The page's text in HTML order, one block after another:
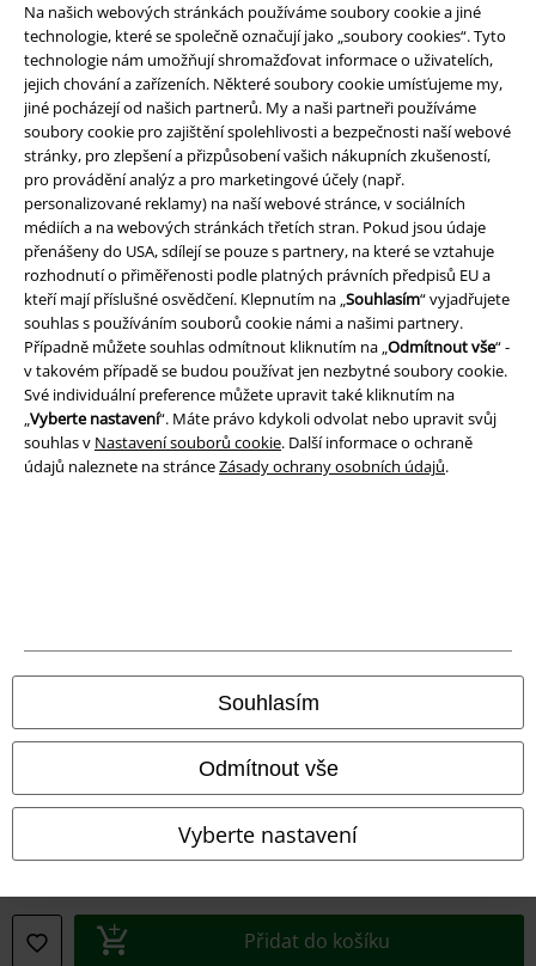
Na našich webových stránkách používáme soubory cookie a jiné
technologie, které se společně označují jako „soubory cookies“. Tyto
technologie nám umožňují shromažďovat informace o uživatelích,
jejich chování a zařízeních. Některé soubory cookie umísťujeme my,
jiné pocházejí od našich partnerů. My a naši partneři používáme
soubory cookie pro zajištění spolehlivosti a bezpečnosti naší webové
stránky, pro zlepšení a přizpůsobení vašich nákupních zkušeností,
pro provádění analýz a pro marketingové účely (např.
personalizované reklamy) na naší webové stránce, v sociálních
médiích a na webových stránkách třetích stran. Pokud jsou údaje
přenášeny do USA, sdílejí se pouze s partnery, na které se vztahuje
rozhodnutí o přiměřenosti podle platných právních předpisů EU a
kteří mají příslušné osvědčení. Klepnutím na „Souhlasím“ vyjadřujete
souhlas s používáním souborů cookie námi a našimi partnery.
Případně můžete souhlas odmítnout kliknutím na „Odmítnout vše“ -
v takovém případě se budou používat jen nezbytné soubory cookie.
Své individuální preference můžete upravit také kliknutím na
„Vyberte nastavení“. Máte právo kdykoli odvolat nebo upravit svůj
souhlas v Nastavení souborů cookie. Další informace o ochraně
údajů naleznete na stránceZásady ochrany osobních údajů.
Souhlasím
Odmítnout vše
Vyberte nastavení
Přidat do košíku
Právní informace
Podmínky
Prohlášení
Ochrana osobních údajů
Likvidace odpadu a ochrana životního prostředí
Prohlášení o shodě
Všechny ceny jsou včetně DPH, bezpoštovného a balného
© 1986-2026 EMP Merchandising
Naše online obchody
EMP France